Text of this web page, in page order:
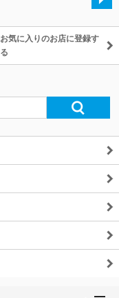
お気に入りのお店に登録す
る